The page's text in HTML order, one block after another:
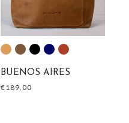
BUENOS AIRES
€189.00